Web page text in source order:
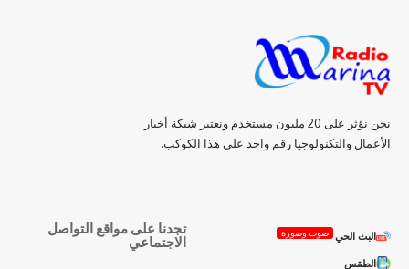
نحن نؤثر على 20 مليون مستخدم ونعتبر شبكة أخبار
الأعمال والتكنولوجيا رقم واحد على هذا الكوكب.
البث الحي صوت وصورة
الطقس
تجدنا على مواقع التواصل
الاجتماعي